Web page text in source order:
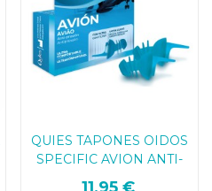
QUIES TAPONES OIDOS
SPECIFIC AVION ANTI-
PRESION